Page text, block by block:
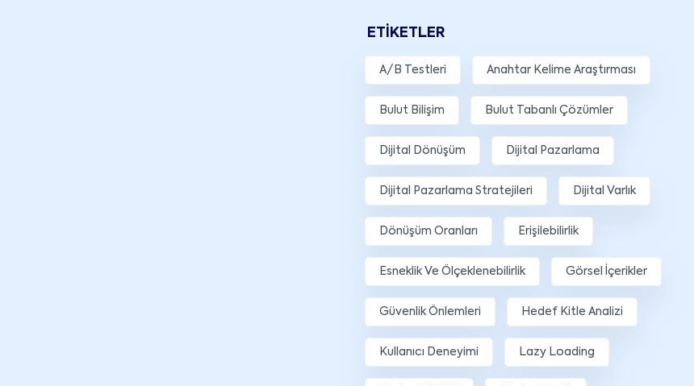
ETIKETLER
A/B Testleri Anahtar Kelime Araştırması
Bulut Bilişim Bulut Tabanlı Çözümler
Dijital Dönüşüm Dijital Pazarlama
Dijital Pazarlama Stratejileri Dijital Varlık
Dönüşüm Oranları Erişilebilirlik
Esneklik Ve Ölçeklenebilirlik Görsel İçerikler
Güvenlik Önlemleri Hedef Kitle Analizi
Kullanıcı Deneyimi Lazy Loading